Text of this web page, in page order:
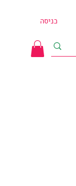
כניסה